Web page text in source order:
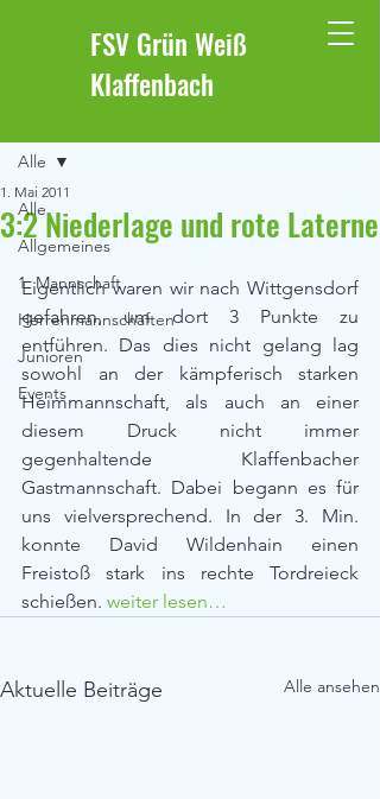
FSV Grün Weiß
Klaffenbach
Alle
Allgemeines
1. Mannschaft
Herrenmannschaften
Junioren
Events
Alle
3:2 Niederlage und rote Laterne
1. Mai 2011
Eigentlich waren wir nach Wittgensdorf
gefahren, um dort 3 Punkte zu
entführen. Das dies nicht gelang lag
sowohl an der kämpferisch starken
Heimmannschaft, als auch an einer
diesem Druck nicht immer
gegenhaltende Klaffenbacher
Gastmannschaft. Dabei begann es für
uns vielversprechend. In der 3. Min.
konnte David Wildenhain einen
Freistoß stark ins rechte Tordreieck
schießen. weiter lesen…
Aktuelle Beiträge Alle ansehen